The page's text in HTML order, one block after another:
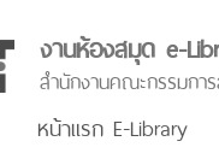
งานห้องสมุด e-
สำนักงานคณะกรรมกา
หน้าแรก E-Library